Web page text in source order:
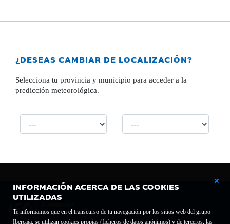
INFORMACIÓN ACERCA DE LAS COOKIES
UTILIZADAS
Te informamos que en el transcurso de tu navegación por los sitios web del grupo
Ibercaja, se utilizan cookies propias (ficheros de datos anónimos) y de terceros, las
¿DESEAS CAMBIAR DE LOCALIZACIÓN?
Selecciona tu provincia y municipio para acceder a la
predicción meteorológica.